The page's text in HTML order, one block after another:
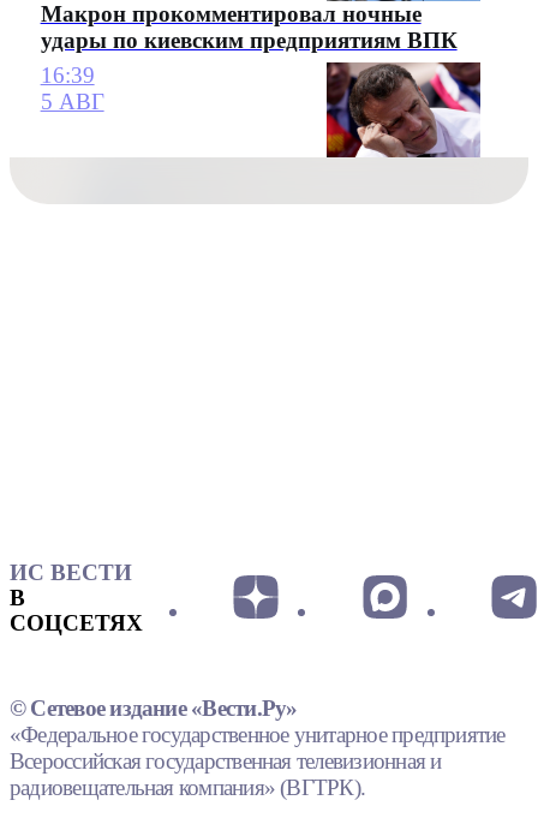
Макрон прокомментировал ночные
удары по киевским предприятиям ВПК
16:39
5 АВГ
ИС ВЕСТИ
В
СОЦСЕТЯХ
© Сетевое издание «Вести.Ру»
«Федеральное государственное унитарное предприятие
Всероссийская государственная телевизионная и
радиовещательная компания» (ВГТРК).